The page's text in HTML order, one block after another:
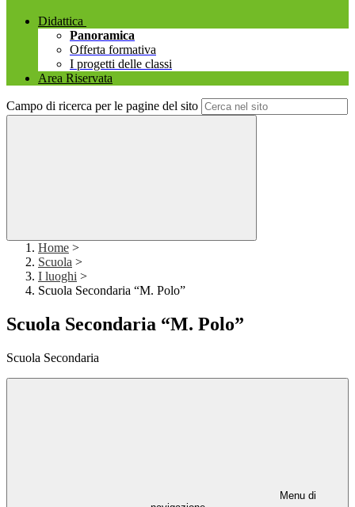
Didattica
Panoramica
Offerta formativa
I progetti delle classi
Area Riservata
Campo di ricerca per le pagine del sito
Home >
Scuola >
I luoghi >
Scuola Secondaria “M. Polo”
Scuola Secondaria “M. Polo”
Scuola Secondaria
Menu di